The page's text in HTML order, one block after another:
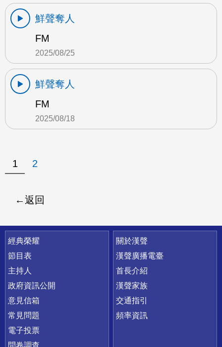
鮮聲奪人
FM
2025/08/25
鮮聲奪人
FM
2025/08/18
1 2
返回
快速連結
經典榮耀
節目表
主持人
政府資訊公開
意見信箱
常見問題
電子投票
關於漢聲
漢聲廣播電臺
首長介紹
漢聲家族
交通指引
頻率資訊